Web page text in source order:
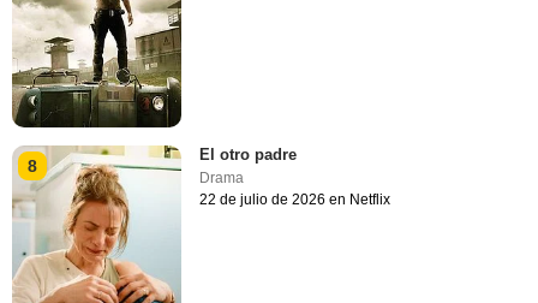
8
El otro padre
Drama
22 de julio de 2026 en Netflix